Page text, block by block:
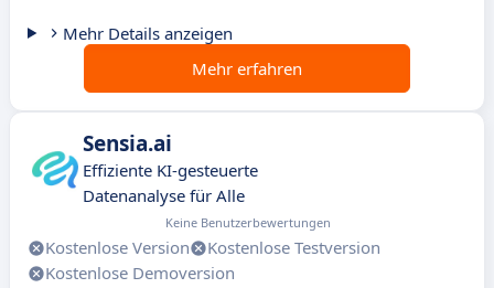
Mehr Details anzeigen
Mehr erfahren
Sensia.ai
Effiziente KI-gesteuerte
Datenanalyse für Alle
Keine Benutzerbewertungen
Kostenlose Version
Kostenlose Testversion
Kostenlose Demoversion